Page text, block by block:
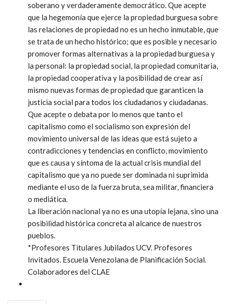
soberano y verdaderamente democrático. Que acepte
que la hegemonía que ejerce la propiedad burguesa sobre
las relaciones de propiedad no es un hecho inmutable, que
se trata de un hecho histórico; que es posible y necesario
promover formas alternativas a la propiedad burguesa y
la personal: la propiedad social, la propiedad comunitaria,
la propiedad cooperativa y la posibilidad de crear así
mismo nuevas formas de propiedad que garanticen la
justicia social para todos los ciudadanos y ciudadanas.
Que acepte o debata por lo menos que tanto el
capitalismo como el socialismo son expresión del
movimiento universal de las ideas que está sujeto a
contradicciones y tendencias en conflicto, movimiento
que es causa y síntoma de la actual crisis mundial del
capitalismo que ya no puede ser dominada ni suprimida
mediante el uso de la fuerza bruta, sea militar, financiera
o mediática.
La liberación nacional ya no es una utopía lejana, sino una
posibilidad histórica concreta al alcance de nuestros
pueblos.
*Profesores Titulares Jubilados UCV. Profesores
Invitados. Escuela Venezolana de Planificación Social.
Colaboradores del CLAE